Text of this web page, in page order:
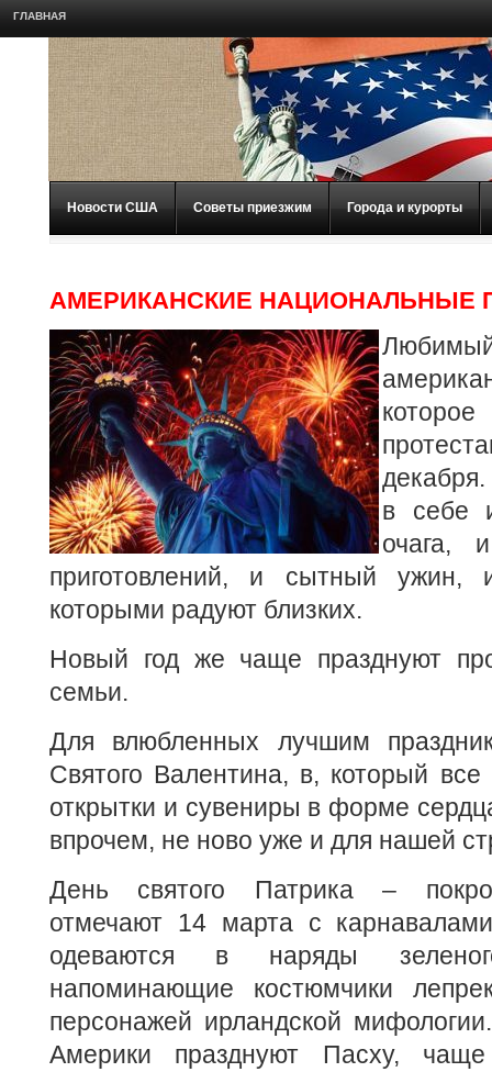
ГЛАВНАЯ
Новости США Советы приезжим Города и курорты
АМЕРИКАНСКИЕ НАЦИОНАЛЬНЫЕ
в себе
очага,
приготовлений, и сытный ужин,
которыми радуют близких.
Новый год же чаще празднуют
семьи.
Для влюбленных лучшим
Святого Валентина, в, который все
открытки и сувениры в форме
впрочем, не ново уже и для нашей
День святого Патрика –
отмечают 14 марта с
одеваются в наряды
напоминающие костюмчики
персонажей ирландской
Америки празднуют Пасху,